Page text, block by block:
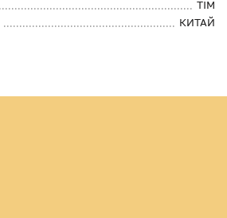
TIM
КИТАЙ